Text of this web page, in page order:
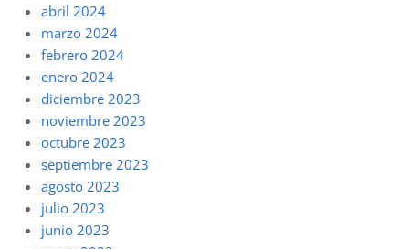
abril 2024
marzo 2024
febrero 2024
enero 2024
diciembre 2023
noviembre 2023
octubre 2023
septiembre 2023
agosto 2023
julio 2023
junio 2023